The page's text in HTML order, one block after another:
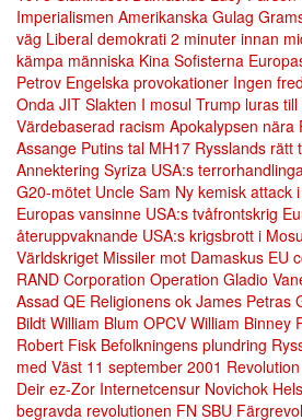
Imperialismen Amerikanska Gulag
väg Liberal demokrati 2 minuter innan
kämpa människa Kina Sofisterna
Petrov Engelska provokationer Ingen
Onda JIT Slakten I mosul Trump luras till
Värdebaserad racism Apokalypsen nära
Assange Putins tal MH17 Rysslands rätt
Annektering Syriza USA:s
G20-mötet Uncle Sam Ny kemisk attack
Europas vansinne USA:s tvåfrontskrig
återuppvaknande USA:s krigsbrott i
Världskriget Missiler mot Damaskus EU
RAND Corporation Operation Gladio
Assad QE Religionens ok James Petras
Bildt William Blum OPCV William Binney
Robert Fisk Befolkningens plundring
med Väst 11 september 2001 Revolution
Deir ez-Zor Internetcensur Novichok
begravda revolutionen FN SBU